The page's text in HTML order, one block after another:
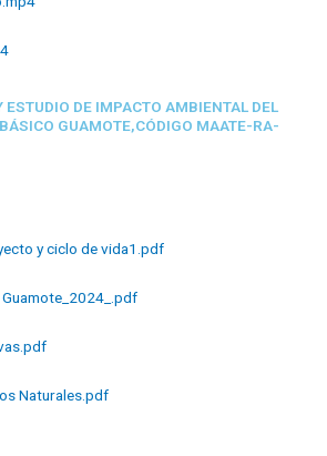
DE IMPACTO AMBIENTAL DEL
GUAMOTE,CÓDIGO MAATE-RA-
y ciclo de vida1.pdf
Naturales.pdf